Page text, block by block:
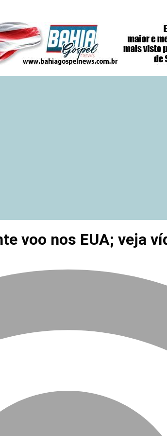
voo nos EUA; veja